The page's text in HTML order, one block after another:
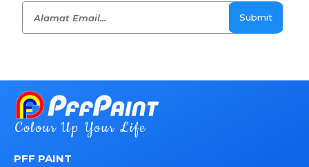
Submit
Colour Up Your Life
PFF PAINT